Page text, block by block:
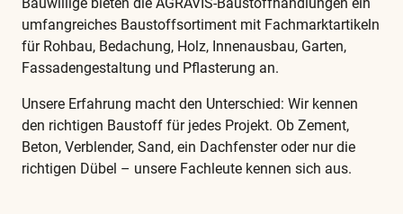
umfangreiches Baustoffsortiment mit Fachmarktartikeln
für Rohbau, Bedachung, Holz, Innenausbau, Garten,
Fassadengestaltung und Pflasterung an. ​
Unsere Erfahrung macht den Unterschied: Wir kennen
den richtigen Baustoff für jedes Projekt. Ob Zement,
Beton, Verblender, Sand, ein Dachfenster oder nur die
richtigen Dübel – unsere Fachleute kennen sich aus.